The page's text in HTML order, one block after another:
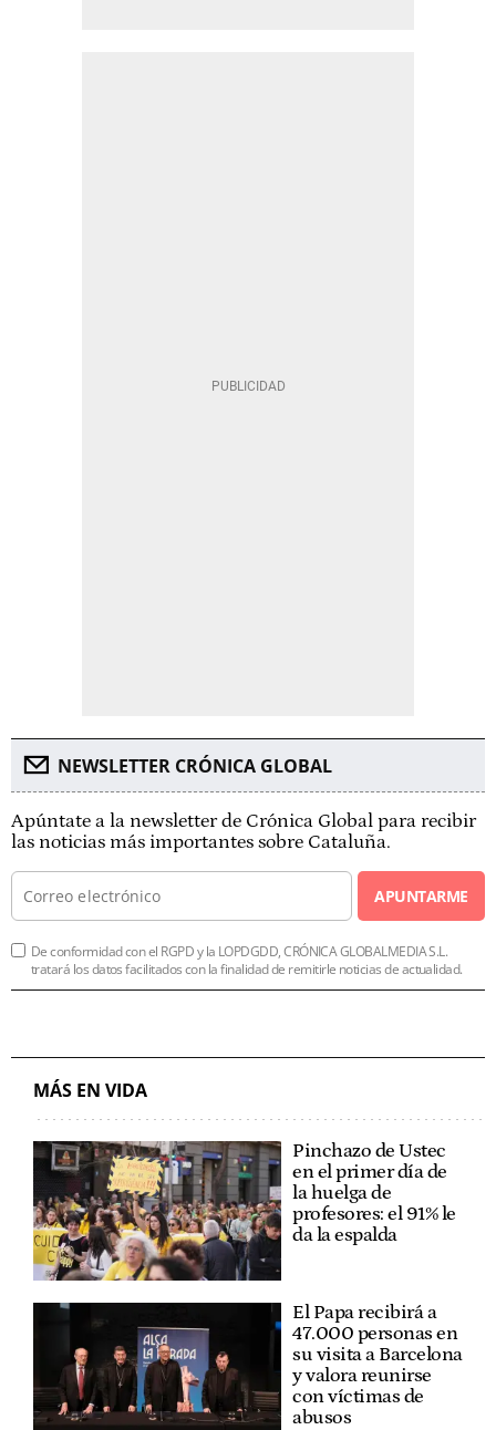
NEWSLETTER CRÓNICA GLOBAL
Apúntate a la newsletter de Crónica Global para recibir
las noticias más importantes sobre Cataluña.
APUNTARME
De conformidad con el RGPD y la LOPDGDD, CRÓNICA GLOBALMEDIA S.L.
tratará los datos facilitados con la finalidad de remitirle noticias de actualidad.
MÁS EN VIDA
Pinchazo de Ustec
en el primer día de
la huelga de
profesores: el 91% le
da la espalda
El Papa recibirá a
47.000 personas en
su visita a Barcelona
y valora reunirse
con víctimas de
abusos